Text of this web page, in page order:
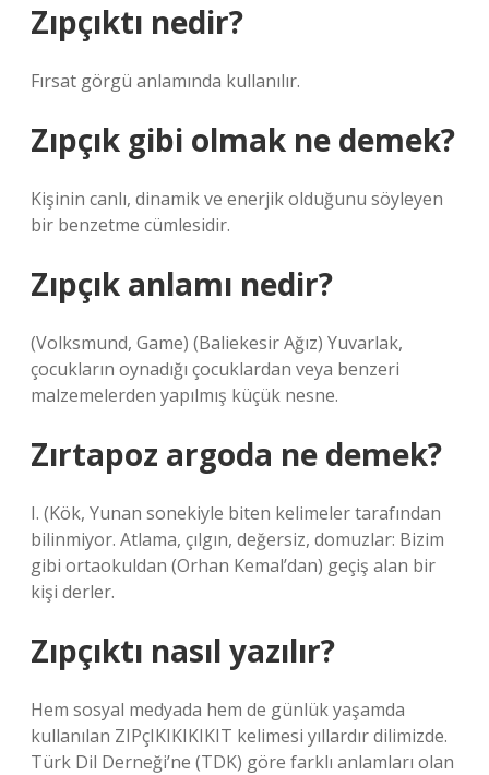
Zıpçıktı nedir?
Fırsat görgü anlamında kullanılır.
Zıpçık gibi olmak ne demek?
Kişinin canlı, dinamik ve enerjik olduğunu söyleyen
bir benzetme cümlesidir.
Zıpçık anlamı nedir?
(Volksmund, Game) (Baliekesir Ağız) Yuvarlak,
çocukların oynadığı çocuklardan veya benzeri
malzemelerden yapılmış küçük nesne.
Zırtapoz argoda ne demek?
I. (Kök, Yunan sonekiyle biten kelimeler tarafından
bilinmiyor. Atlama, çılgın, değersiz, domuzlar: Bizim
gibi ortaokuldan (Orhan Kemal’dan) geçiş alan bir
kişi derler.
Zıpçıktı nasıl yazılır?
Hem sosyal medyada hem de günlük yaşamda
kullanılan ZIPçIKIKIKIKIT kelimesi yıllardır dilimizde.
Türk Dil Derneği’ne (TDK) göre farklı anlamları olan